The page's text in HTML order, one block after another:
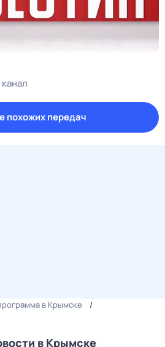
похожих передач
в Крымске
в Крымске